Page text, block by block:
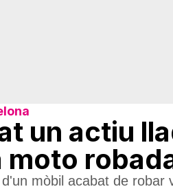
un actiu
moto
mòbil acabat de